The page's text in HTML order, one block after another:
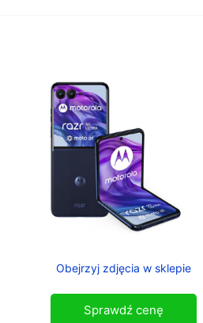
Obejrzyj zdjęcia w sklepie
Sprawdź cenę